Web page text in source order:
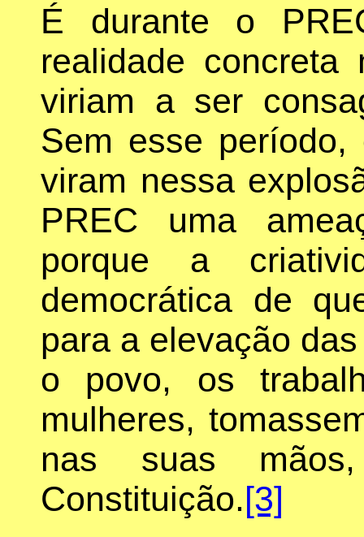
É durante o
realidade
viriam a ser
Sem esse
viram nessa
PREC uma
porque a
democrática de
para a elevação
o povo, os
mulheres,
nas suas
Constituição.[3]